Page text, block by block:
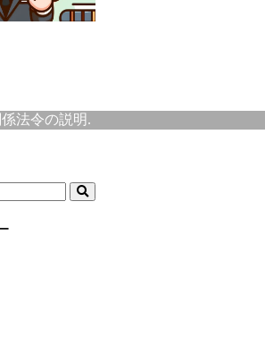
法令の説明.